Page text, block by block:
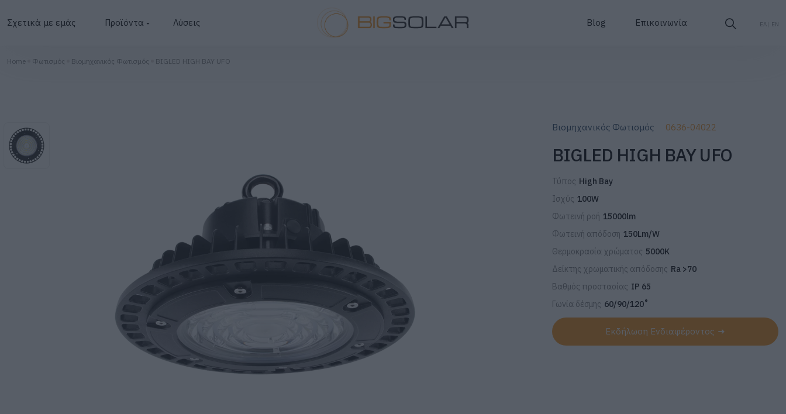
Σχετικά με εμάς Προϊόντα
Φωτοβολταϊκά
Λύσεις Blog Επικοινωνία ΕΛ EN
Home Φωτισμός Βιομηχανικός Φωτισμός BIGLED HIGH BAY UFO
0636-04022
Βιομηχανικός Φωτισμός
BIGLED HIGH BAY UFO
Τύπος High Bay
Ισχύς 100W
Φωτεινή ροή 15000lm
Φωτεινή απόδοση 150Lm/W
Θερμοκρασία χρώματος 5000K
Δείκτης χρωματικής απόδοσης Ra >70
Βαθμός προστασίας IP 65
Γωνία δέσμης 60/90/120˚
Εκδήλωση Ενδιαφέροντος